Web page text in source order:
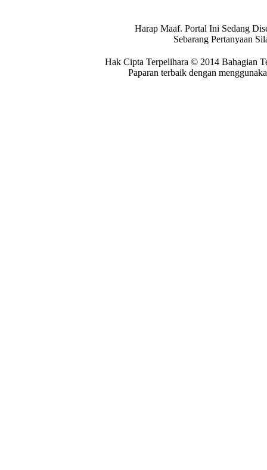
Harap Maaf. Portal Ini Sedang
Sebarang Pertanyaan
Hak Cipta Terpelihara © 2014 Bahagian
Paparan terbaik dengan